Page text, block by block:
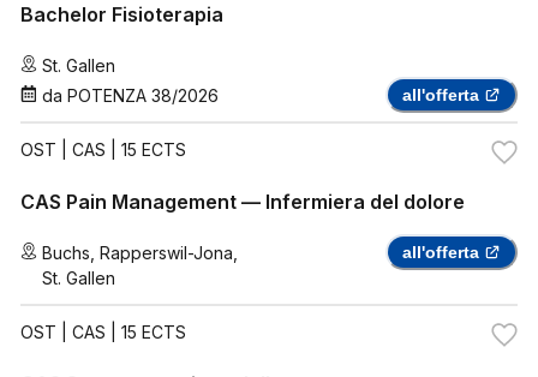
Bachelor Fisioterapia
St. Gallen
da POTENZA 38/2026 all'offerta
OST | CAS | 15 ECTS
CAS Pain Management — Infermiera del dolore
Buchs Rapperswil-Jona
St. Gallen
all'offerta
OST | CAS | 15 ECTS